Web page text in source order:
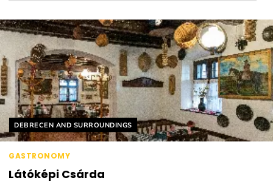
Helyszín címkék:
DEBRECEN AND SURROUNDINGS
GASTRONOMY
Látóképi Csárda